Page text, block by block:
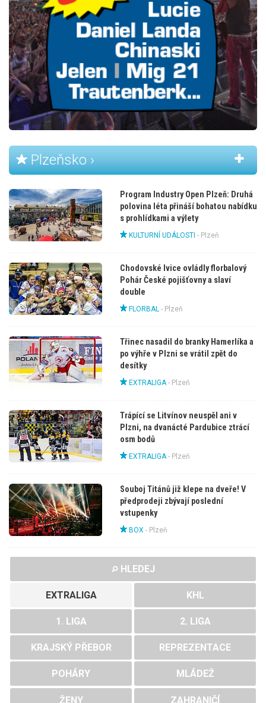
Plzeňsko ›
Program Industry Open Plzeň: Druhá
polovina léta přináší bohatou nabídku
s prohlídkami a výlety
KULTURNÍ UDÁLOSTI - Plzeň
Chodovské lvice ovládly florbalový
Pohár České pojišťovny a slaví
double
FLORBAL- Plzeň
Třinec nasadil do branky Hamerlíka a
po výhře v Plzni se vrátil zpět do
desítky
EXTRALIGA- Plzeň
Trápící se Litvínov neuspěl ani v
Plzni, na dvanácté Pardubice ztrácí
osm bodů
EXTRALIGA- Plzeň
Souboj Titánů již klepe na dveře! V
předprodeji zbývají poslední
vstupenky
BOX - Plzeň
HLEDEJ
EXTRALIGA KHL
1. LIGA 2. LIGA
KRAJSKÝ PŘEBOR REPREZENTACE
POHÁRY MLÁDEŽ
ŽENY ZAHRANIČÍ